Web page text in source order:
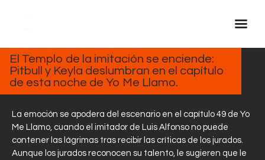
Inicio Real FM
Streaming
En Vivo
Descarga La APP
Programas
2025
El Templo de la imitación se enciende:
Pitbull y Keyla deslumbran en el capítulo
de esta noche de Yo Me Llamo.
La emoción se apodera del escenario en el capítulo 49 de Yo
Me Llamo, cuando el imitador de Luis Alfonso no puede
contener las lágrimas tras recibir las críticas de los jurados.
Aunque los jurados reconocen su talento, le sugieren que le